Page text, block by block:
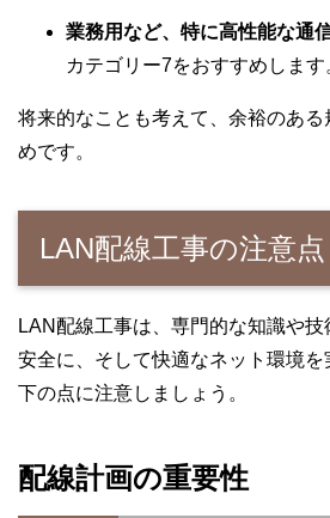
業務用など、特に高性能な通
カテゴリー7をおすすめします
将来的なことも考えて、余裕のあ
めです。
LAN配線工事の注意点
LAN配線工事は、専門的な知識や技
安全に、そして快適なネット環境
下の点に注意しましょう。
配線計画の重要性